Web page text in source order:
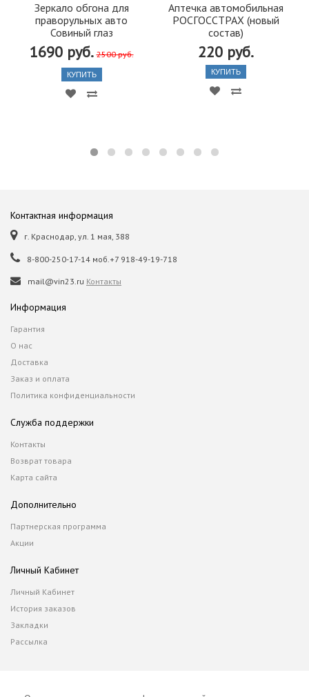
Зеркало обгона для
праворульных авто
Совиный глаз
1690 руб. 2500 руб.
КУПИТЬ
Аптечка автомобильная
РОСГОССТРАХ (новый
состав)
220 руб.
КУПИТЬ
Контактная информация
г. Краснодар, ул. 1 мая, 388
8-800-250-17-14 моб.+7 918-49-19-718
mail@vin23.ru Контакты
Информация
Гарантия
О нас
Доставка
Заказ и оплата
Политика конфиденциальности
Служба поддержки
Контакты
Возврат товара
Карта сайта
Дополнительно
Партнерская программа
Акции
Личный Кабинет
Личный Кабинет
История заказов
Закладки
Рассылка